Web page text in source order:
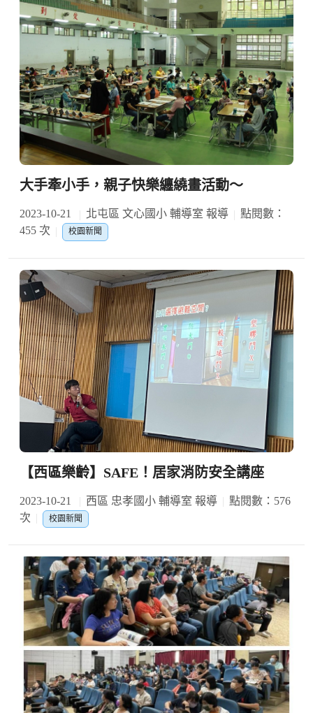
大手牽小手，親子快樂纏繞畫活動～
2023-10-21 北屯區 文心國小 輔導室 報導
點閱數：
455 次
校園新聞
【西區樂齡】SAFE！居家消防安全講座
2023-10-21 西區 忠孝國小 輔導室 報導
點閱數：576
次
校園新聞